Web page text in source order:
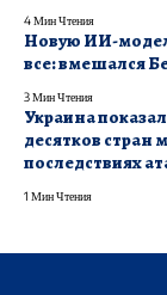
4 Мин Чтения
Новую ИИ-
все: вмешался
3 Мин Чтения
Украина
десятков стран
последствиях
1 Мин Чтения